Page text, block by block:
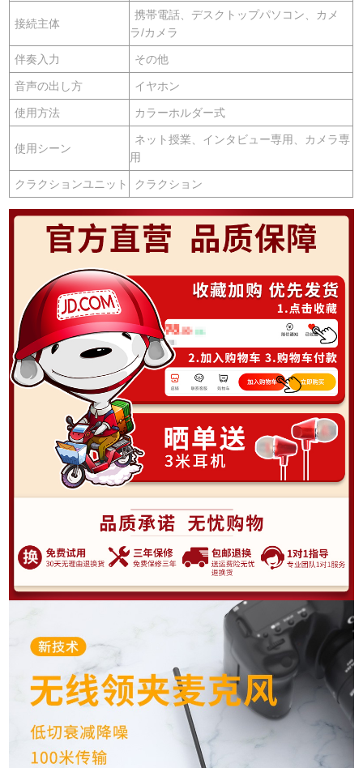
接続主体
携帯電話、デスクトップパソコン、カメ
ラ/カメラ
伴奏入力 その他
音声の出し方 イヤホン
使用方法 カラーホルダー式
使用シーン
ネット授業、インタビュー専用、カメラ専
用
クラクションユニット クラクション